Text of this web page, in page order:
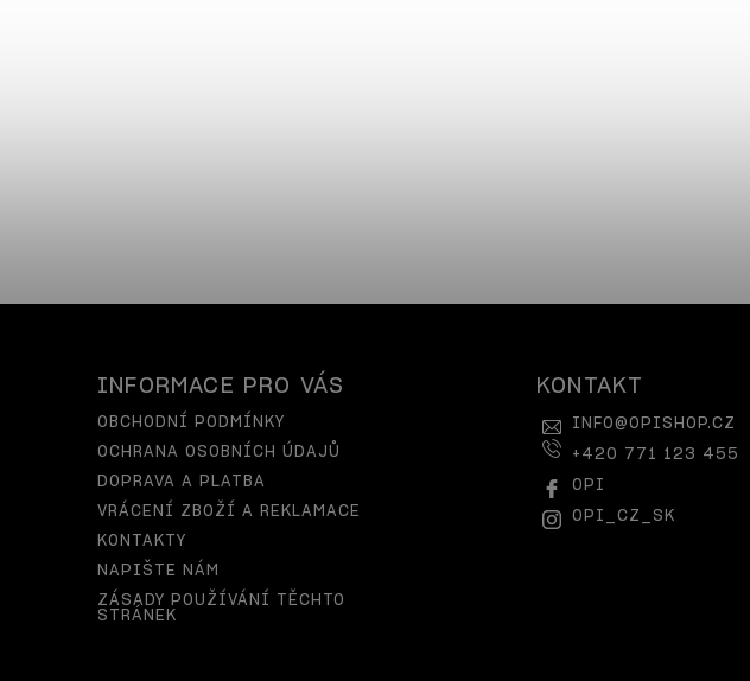
INFORMACE PRO VÁS
OBCHODNÍ PODMÍNKY
OCHRANA OSOBNÍCH ÚDAJŮ
DOPRAVA A PLATBA
VRÁCENÍ ZBOŽÍ A REKLAMACE
KONTAKTY
NAPIŠTE NÁM
ZÁSADY POUŽÍVÁNÍ TĚCHTO
STRÁNEK
KONTAKT
INFO@OPISHOP.CZ
+420 771 123 455
OPI
OPI_CZ_SK